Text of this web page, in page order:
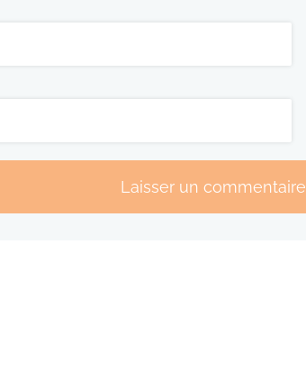
Laisser un commentaire